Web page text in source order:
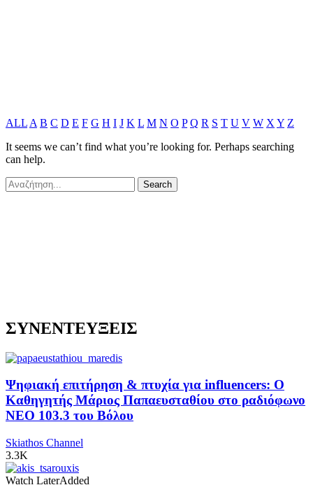
ALL A B C D E F G H I J K L M N O P Q R S T U V W X Y Z
It seems we can’t find what you’re looking for. Perhaps searching
can help.
ΣΥΝΕΝΤΕΥΞΕΙΣ
Ψηφιακή επιτήρηση & πτυχία για influencers: Ο
Καθηγητής Μάριος Παπαευσταθίου στο ραδιόφωνο
NEO 103.3 του Βόλου
Skiathos Channel
3.3K
Watch LaterAdded